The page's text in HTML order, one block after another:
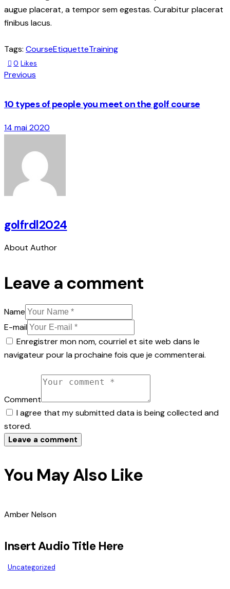
augue placerat, a tempor sem egestas. Curabitur placerat
finibus lacus.
Tags: CourseEtiquetteTraining
0 Likes
Navigation
de
l'article
Previous
10 types of people you meet on the golf course
14 mai 2020
golfrdl2024
About Author
Leave a comment
Name
E-mail
Enregistrer mon nom, courriel et site web dans le
navigateur pour la prochaine fois que je commenterai.
Comment
I agree that my submitted data is being collected and
stored.
You May Also Like
Amber Nelson
Insert Audio Title Here
Uncategorized